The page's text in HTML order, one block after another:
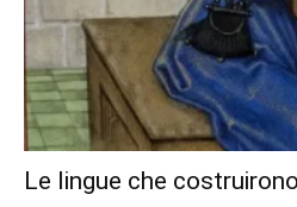
Le lingue che